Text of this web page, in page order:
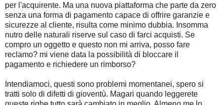
per l'acquirente. Ma una nuova piattaforma che parte da zero
senza una forma di pagamento capace di offrire garanzie e
sicurezze al cliente, risulta come minimo dubbia. Insomma
nutro delle naturali riserve sul caso di farci acquisti. Se
compro un oggetto e questo non mi arriva, posso fare
reclamo? mi viene data la possibilità di bloccare il
pagamento e richiedere un rimborso?
Intendiamoci, questi sono problemi momentanei, spero si
tratti solo di difetti di gioventù. Magari quando leggerete